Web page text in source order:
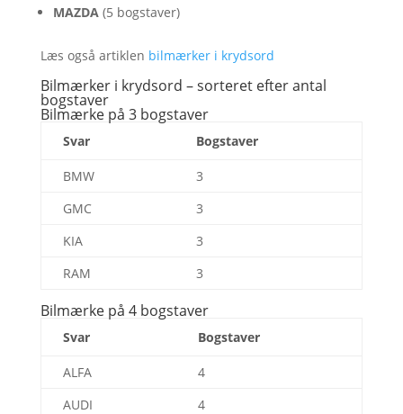
MAZDA(5 bogstaver)
Læs også artiklen bilmærker i krydsord
Bilmærker i krydsord – sorteret efter antal
bogstaver
Bilmærke på 3 bogstaver
Svar Bogstaver
BMW
3
GMC
3
KIA
3
RAM
3
Bilmærke på 4 bogstaver
Svar Bogstaver
ALFA
4
AUDI
4